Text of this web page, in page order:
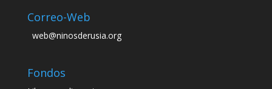
Correo-Web
web@ninosderusia.org
Fondos